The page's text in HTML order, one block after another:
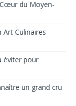
du Moyen-
Art Culinaires
éviter pour
un grand cru